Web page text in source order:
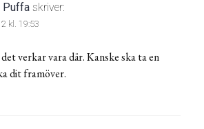
Puffa skriver:
kl. 19:53
verkar vara där. Kanske ska ta en
dit framöver.